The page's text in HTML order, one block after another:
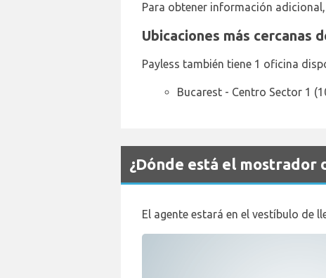
Para obtener información
Ubicaciones más cercanas
Payless también tiene 1 oficina
Bucarest - Centro Sector 1
¿Dónde está el mostrador
El agente estará en el vestíbulo de